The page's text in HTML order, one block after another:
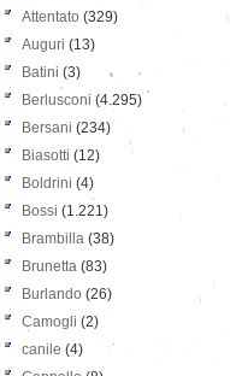
Attentato (329)
Auguri (13)
Batini (3)
Berlusconi (4.295)
Bersani (234)
Biasotti (12)
Boldrini (4)
Bossi (1.221)
Brambilla (38)
Brunetta (83)
Burlando (26)
Camogli (2)
canile (4)